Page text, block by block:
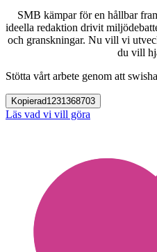
SMB kämpar för en hållbar
ideella redaktion drivit
och granskningar. Nu vill vi
du vill
Stötta vårt arbete genom att
Kopierad1231368703
Läs vad vi vill göra